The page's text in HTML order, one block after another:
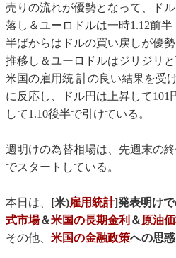
売りの流れが優勢となって、ド
落し＆ユーロドルは一時1.12前
半ばからはドルの買い戻しが優
推移し＆ユーロドルはジリジリ
米国の雇用統 計の良い結果を受
に反応し、ドル円は上昇して101
して1.10後半で引けている。
週明けの為替相場は、先週末の
でスタートしている。
本日は、 [米)雇用統計]発表明け
式市場＆米国の長期金利 ＆原油
その他、 米国の金融政策への思惑